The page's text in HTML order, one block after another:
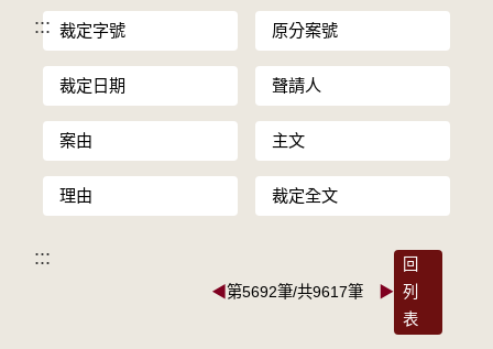
::: 裁定字號 原分案號
裁定日期 聲請人
案由 主文
理由 裁定全文
:::
◀第5692筆/共9617筆 ▶
回
列
表